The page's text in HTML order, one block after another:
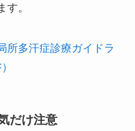
。
所多汗症診療ガイドラ
だけ注意